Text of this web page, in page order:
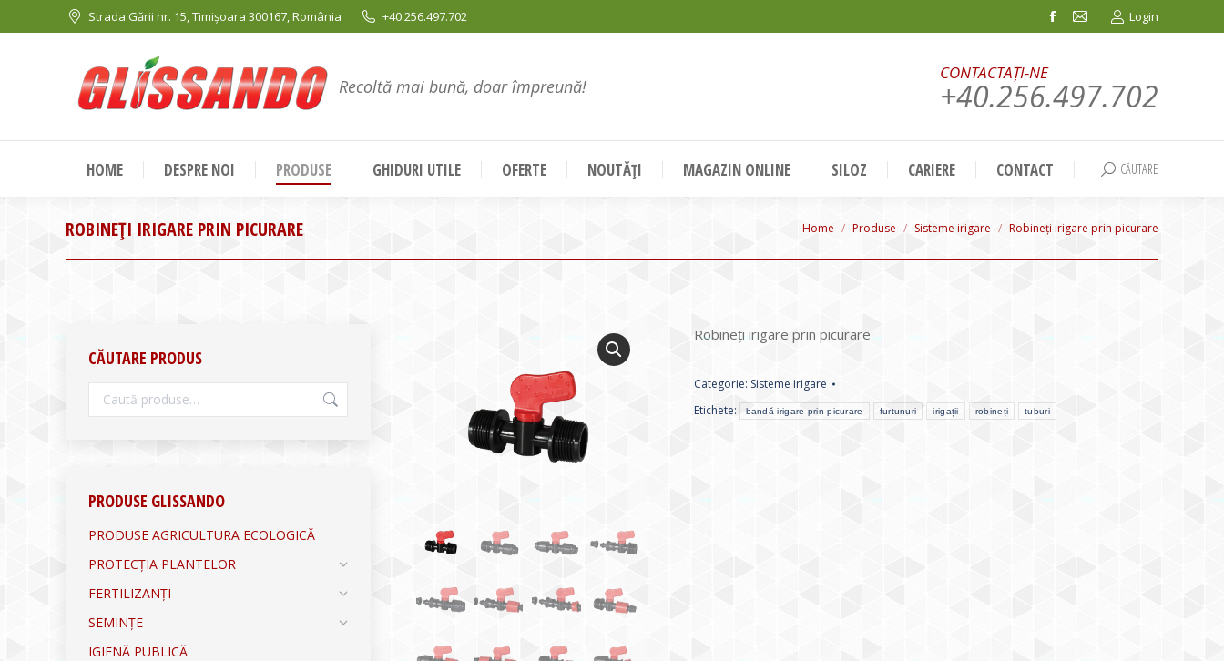
Strada Gării nr. 15, Timișoara 300167, România +40.256.497.702
Facebook
in
window
Mail
in
window
Login
Recoltă mai bună, doar împreună!
CONTACTAȚI-NE
+40.256.497.702
HOME DESPRE NOI PRODUSE GHIDURI UTILE OFERTE NOUTĂȚI MAGAZIN ONLINE SILOZ CARIERE CONTACT Search:
CĂUTARE
ROBINEȚI IRIGARE PRIN PICURARE You are here:
Home Produse Sisteme irigare Robineți irigare prin picurare
Robineți irigare prin picurare
Categorie: Sisteme irigare
Etichete:
bandă irigare prin picurare furtunuri irigații robineți tuburi
CĂUTARE PRODUS
PRODUSE GLISSANDO
PRODUSE AGRICULTURA ECOLOGICĂ
PROTECȚIA PLANTELOR
FERTILIZANȚI
SEMINȚE
IGIENĂ PUBLICĂ